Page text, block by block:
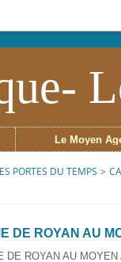
Le Moyen
PORTES DU TEMPS >
DE ROYAN AU